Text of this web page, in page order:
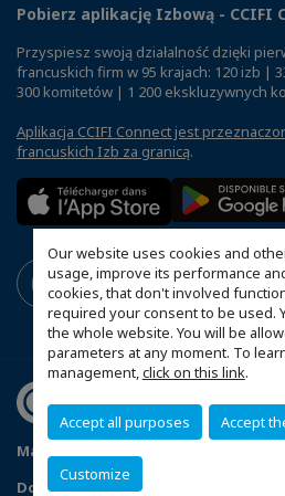
Our website uses cookies and
usage, improve its performance
cookies, that don't involved
required your consent to be used.
the whole website. You will be
parameters at any moment. To
management,click on this link.
Accept all purposes Accept
Customize
Pobierz aplikację Izbową - CCIFI
Przyspiesz swoją działalność dzięki
francuskich firm w 95 krajach: 120 izb |
300 komitetów | 1 200 ekskluzywnych
Aplikacja CCIFI Connect jest
francuskich Izb za granicą.
Mapa witryny
Dopasuj swoje ustawienia cookies